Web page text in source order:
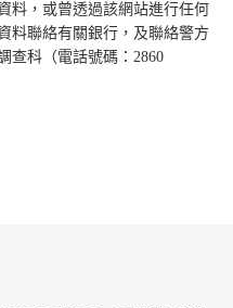
料，或曾透過該網站進行任何
料聯絡有關銀行，及聯絡警方
查科（電話號碼：2860